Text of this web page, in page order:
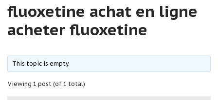
fluoxetine achat en ligne
acheter fluoxetine
This topic is empty.
Viewing 1 post (of 1 total)